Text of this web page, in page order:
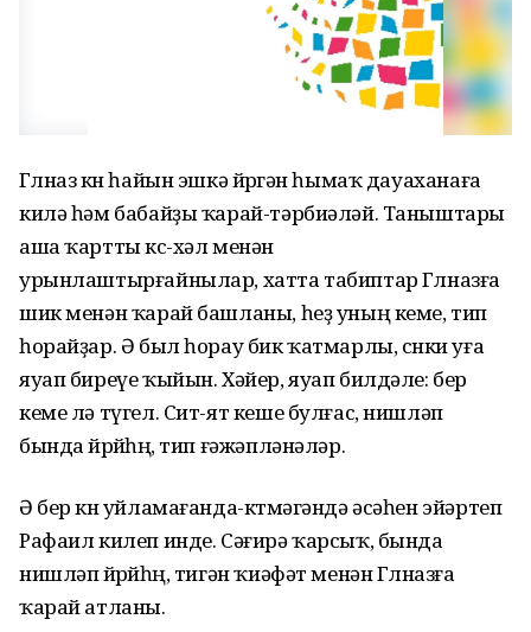
Гөлназ көн һайын эшкә йөрөгән һымаҡ дауаханаға
килә һәм бабайҙы ҡарай-тәрбиәләй. Таныштары
аша ҡартты көс-хәл менән
урынлаштырғайнылар, хатта табиптар Гөлназға
шик менән ҡарай башланы, һеҙ уның кеме, тип
һорайҙар. Ә был һорау бик ҡатмарлы, сөнки уға
яуап биреүе ҡыйын. Хәйер, яуап билдәле: бер
кеме лә түгел. Сит-ят кеше булғас, нишләп
бында йөрөйһөң, тип ғәжәпләнәләр.
Ә бер көн уйламағанда-көтмәгәндә әсәһен эйәртеп
Рафаил килеп инде. Сәғирә ҡарсыҡ, бында
нишләп йөрөйһөң, тигән ҡиәфәт менән Гөлназға
ҡарай атланы.